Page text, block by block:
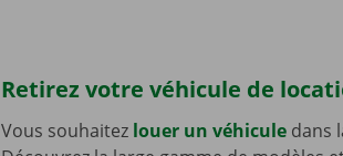
Retirez votre véhicule de
Vous souhaitez louer un véhicule dans